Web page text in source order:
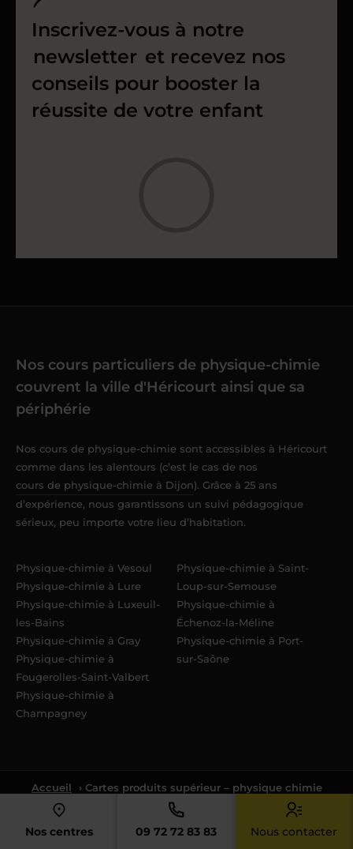
Nos centres 09 72 72 83 83 Nous contacter
Inscrivez-vous à notre
newsletter et recevez nos
conseils pour booster la
réussite de votre enfant
Nos cours particuliers de physique-chimie
couvrent la ville d'Héricourt ainsi que sa
périphérie
Nos cours de physique-chimie sont accessibles à Héricourt
comme dans les alentours (c’est le cas de nos
cours de physique-chimie à Dijon). Grâce à 25 ans
d’expérience, nous garantissons un suivi pédagogique
sérieux, peu importe votre lieu d’habitation.
Physique-chimie à Vesoul
Physique-chimie à Lure
Physique-chimie à Luxeuil-
les-Bains
Physique-chimie à Gray
Physique-chimie à
Fougerolles-Saint-Valbert
Physique-chimie à
Champagney
Physique-chimie à Saint-
Loup-sur-Semouse
Physique-chimie à
Échenoz-la-Méline
Physique-chimie à Port-
sur-Saône
Accueil › Cartes produits supérieur – physique chimie